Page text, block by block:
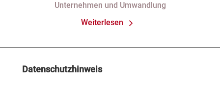
einer eGbR im Gesellschaftsregister
Unternehmen und Umwandlung
Weiterlesen
Datenschutzhinweis